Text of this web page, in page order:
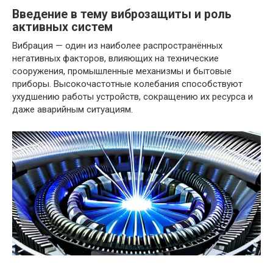
Введение в тему виброзащиты и роль
активных систем
Вибрация — один из наиболее распространённых
негативных факторов, влияющих на технические
сооружения, промышленные механизмы и бытовые
приборы. Высокочастотные колебания способствуют
ухудшению работы устройств, сокращению их ресурса и
даже аварийным ситуациям.